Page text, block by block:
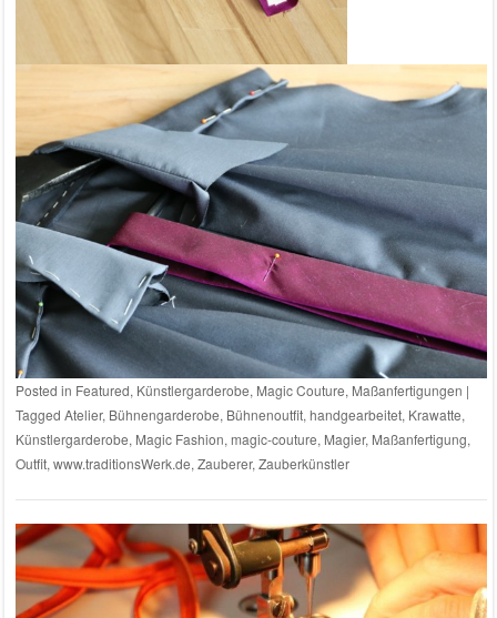
Posted in Featured, Künstlergarderobe, Magic Couture, Maßanfertigungen |
Tagged Atelier, Bühnengarderobe, Bühnenoutfit, handgearbeitet, Krawatte,
Künstlergarderobe, Magic Fashion, magic-couture, Magier, Maßanfertigung,
Outfit, www.traditionsWerk.de, Zauberer, Zauberkünstler